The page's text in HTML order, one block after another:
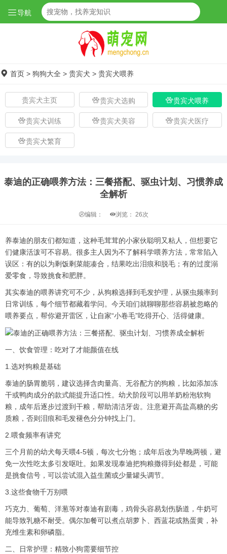
导航
首页 > 狗狗大全 > 贵宾犬 > 贵宾犬喂养
贵宾犬主页 贵宾犬选购 贵宾犬喂养
贵宾犬训练 贵宾犬美容 贵宾犬医疗
贵宾犬繁育
泰迪的正确喂养方法：三餐搭配、驱虫计划、习惯养成
全解析
编辑： 浏览： 26次
养泰迪的朋友们都知道，这种毛茸茸的小家伙聪明又粘人，但想要它
们健康活泼可不容易。很多主人因为不了解科学喂养方法，常常陷入
误区：有的以为剩饭剩菜能凑合，结果吃出泪痕和脱毛；有的过度溺
爱零食，导致挑食和肥胖。
其实泰迪的喂养讲究可不少，从狗粮选择到毛发护理，从驱虫频率到
日常训练，每个细节都藏着学问。今天咱们就聊聊那些容易被忽略的
喂养要点，帮你避开雷区，让自家“小卷毛”吃得开心、活得健康。
一、饮食管理：吃对了才能颜值在线
1.选对狗粮是基础
泰迪的肠胃脆弱，建议选择含肉量高、无谷配方的狗粮，比如添加冻
干或鸭肉成分的款式能提升适口性。幼犬阶段可以用羊奶粉泡软狗
粮，成年后逐步过渡到干粮，帮助清洁牙齿。注意避开高盐高糖的劣
质粮，否则泪痕和毛发褪色分分钟找上门。
2.喂食频率有讲究
三个月前的幼犬每天喂4-5顿，每次七分饱；成年后改为早晚两顿，避
免一次性吃太多引发呕吐。如果发现泰迪把狗粮撒得到处都是，可能
是挑食信号，可以尝试混入益生菌或少量罐头调节。
3.这些食物千万别喂
巧克力、葡萄、洋葱等对泰迪有剧毒，鸡骨头容易划伤肠道，牛奶可
能导致乳糖不耐受。偶尔加餐可以煮点胡萝卜、西蓝花或熟蛋黄，补
充维生素和卵磷脂。
二、日常护理：精致小狗需要细节控